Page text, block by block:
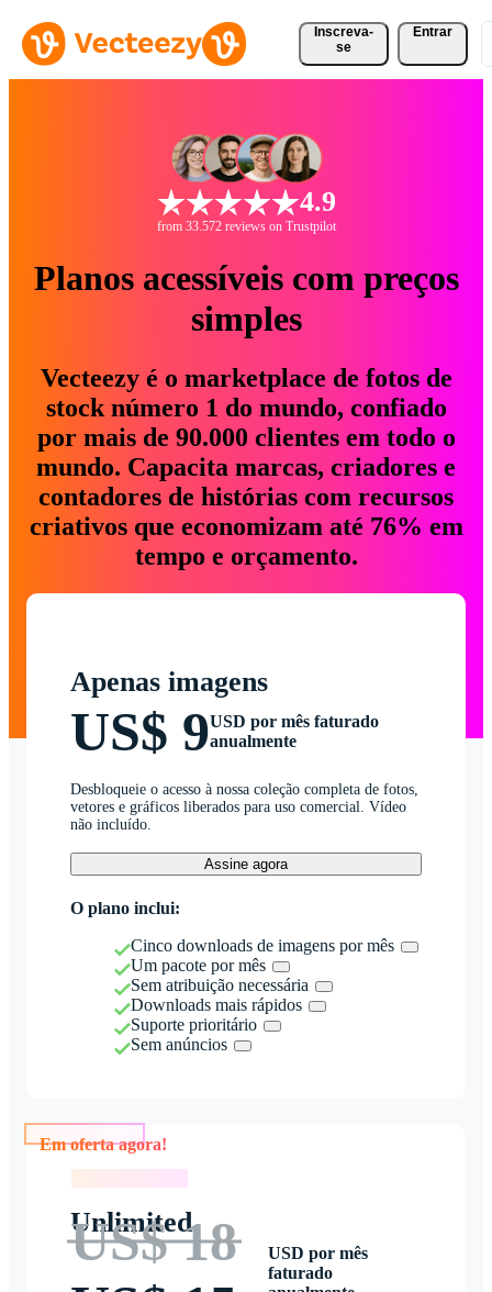
Inscreva-
se
Entrar
4.9
from 33.572 reviews on Trustpilot
Planos acessíveis com preços
simples
Vecteezy é o marketplace de fotos de
stock número 1 do mundo, confiado
por mais de 90.000 clientes em todo o
mundo. Capacita marcas, criadores e
contadores de histórias com recursos
criativos que economizam até 76% em
tempo e orçamento.
Apenas imagens
US$ 9USD por mês faturado
anualmente
Desbloqueie o acesso à nossa coleção completa de fotos,
vetores e gráficos liberados para uso comercial. Vídeo
não incluído.
Assine agora
O plano inclui:
Cinco downloads de imagens por mês
Um pacote por mês
Sem atribuição necessária
Downloads mais rápidos
Suporte prioritário
Sem anúncios
Unlimited
US$ 18
USD por mês
faturado